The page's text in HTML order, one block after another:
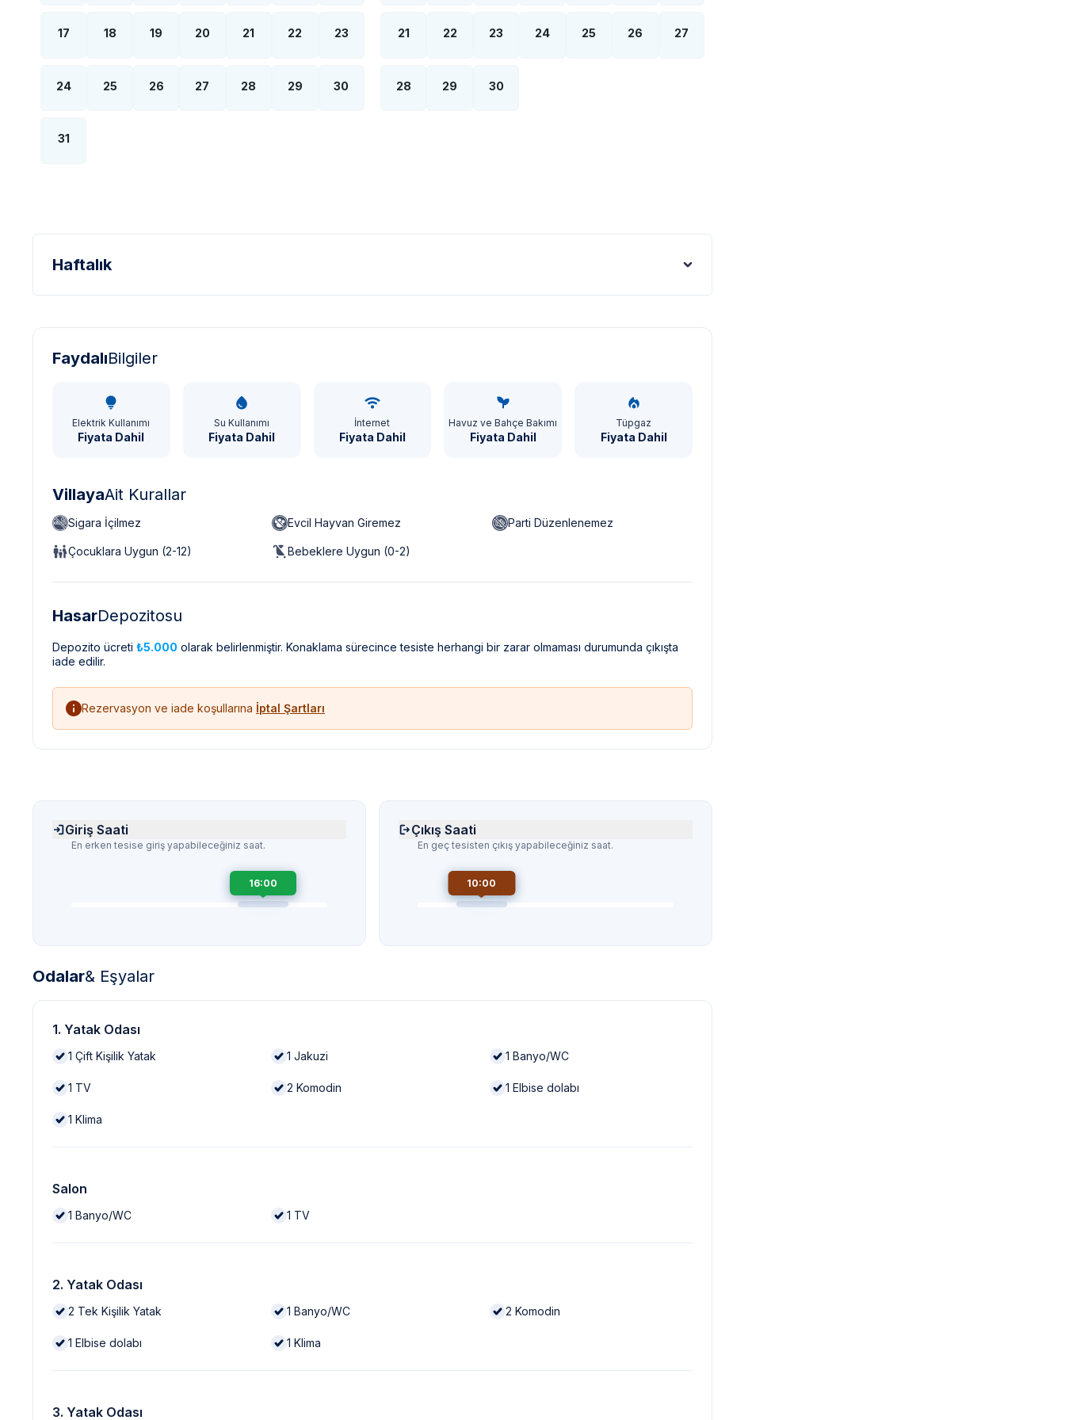
17 18 19 20 21 22 23
24 25 26 27 28 29 30
31
21 22 23 24 25 26 27
28 29 30
Haftalık
FaydalıBilgiler
Elektrik Kullanımı
Fiyata Dahil
Su Kullanımı
Fiyata Dahil
İnternet
Fiyata Dahil
Havuz ve Bahçe Bakımı
Fiyata Dahil
Tüpgaz
Fiyata Dahil
VillayaAit Kurallar
Sigara İçilmez Evcil Hayvan Giremez Parti Düzenlenemez
Çocuklara Uygun (2-12) Bebeklere Uygun (0-2)
HasarDepozitosu
Depozito ücreti ₺5.000 olarak belirlenmiştir. Konaklama sürecince tesiste herhangi bir zarar olmaması durumunda çıkışta
iade edilir.
Rezervasyon ve iade koşullarına İptal Şartları
Giriş Saati
En erken tesise giriş yapabileceğiniz saat.
16:00
Çıkış Saati
En geç tesisten çıkış yapabileceğiniz saat.
10:00
Odalar& Eşyalar
1. Yatak Odası
1 Çift Kişilik Yatak 1 Jakuzi 1 Banyo/WC
1 TV 2 Komodin 1 Elbise dolabı
1 Klima
Salon
1 Banyo/WC 1 TV
2. Yatak Odası
2 Tek Kişilik Yatak 1 Banyo/WC 2 Komodin
1 Elbise dolabı 1 Klima
3. Yatak Odası